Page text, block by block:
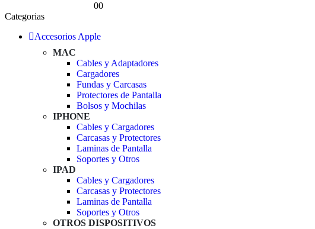
00
Categorias
Accesorios Apple
MAC
Cables y Adaptadores
Cargadores
Fundas y Carcasas
Protectores de Pantalla
Bolsos y Mochilas
IPHONE
Cables y Cargadores
Carcasas y Protectores
Laminas de Pantalla
Soportes y Otros
IPAD
Cables y Cargadores
Carcasas y Protectores
Laminas de Pantalla
Soportes y Otros
OTROS DISPOSITIVOS